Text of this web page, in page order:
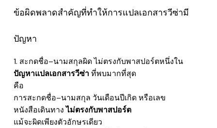
ข้อผิดพลาดสำคัญที่ทำให้การแปลเอกสารวีซ่ามี
ปัญหา
1. สะกดชื่อ–นามสกุลผิด ไม่ตรงกับพาสปอร์ตหนึ่งใน
ปัญหาแปลเอกสารวีซ่าที่พบมากที่สุด
​คือ
การสะกดชื่อ–นามสกุล วันเดือนปีเกิด หรือเลข
หนังสือเดินทางไม่ตรงกับพาสปอร์ต
แม้จะผิดเพียงตัวอักษรเดียว